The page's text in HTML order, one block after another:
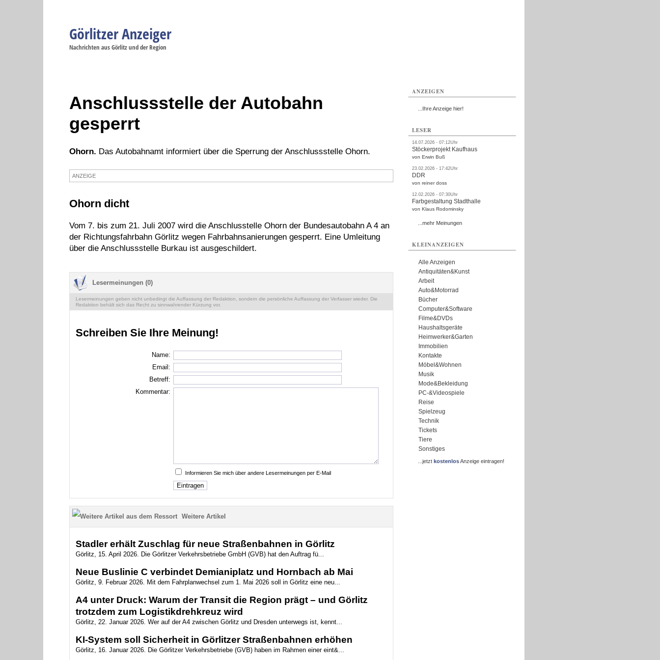
Görlitzer Anzeiger
Nachrichten aus Görlitz und der Region
Anschlussstelle der Autobahn
gesperrt
Ohorn. Das Autobahnamt informiert über die Sperrung der Anschlussstelle Ohorn.
ANZEIGE
Ohorn dicht
Vom 7. bis zum 21. Juli 2007 wird die Anschlusstelle Ohorn der Bundesautobahn A 4 an
der Richtungsfahrbahn Görlitz wegen Fahrbahnsanierungen gesperrt. Eine Umleitung
über die Anschlussstelle Burkau ist ausgeschildert.
Lesermeinungen (0)
Lesermeinungen geben nicht unbedingt die Auffassung der Redaktion, sondern die persönliche Auffassung der Verfasser wieder. Die
Redaktion behält sich das Recht zu sinnwahrender Kürzung vor.
Schreiben Sie Ihre Meinung!
Name:
Email:
Betreff:
Kommentar:
Informieren Sie mich über andere Lesermeinungen per E-Mail
Weitere Artikel
Stadler erhält Zuschlag für neue Straßenbahnen in Görlitz
Görlitz, 15. April 2026. Die Görlitzer Verkehrsbetriebe GmbH (GVB) hat den Auftrag fü...
Neue Buslinie C verbindet Demianiplatz und Hornbach ab Mai
Görlitz, 9. Februar 2026. Mit dem Fahrplanwechsel zum 1. Mai 2026 soll in Görlitz eine neu...
A4 unter Druck: Warum der Transit die Region prägt – und Görlitz
trotzdem zum Logistikdrehkreuz wird
Görlitz, 22. Januar 2026. Wer auf der A4 zwischen Görlitz und Dresden unterwegs ist, kennt...
KI-System soll Sicherheit in Görlitzer Straßenbahnen erhöhen
Görlitz, 16. Januar 2026. Die Görlitzer Verkehrsbetriebe (GVB) haben im Rahmen einer eint&...
ANZEIGEN
...Ihre Anzeige hier!
LESER
14.07.2026 - 07:12Uhr
Stöckerprojekt Kaufhaus
von Erwin Buß
23.02.2026 - 17:42Uhr
DDR
von reiner doss
12.02.2026 - 07:30Uhr
Farbgestaltung Stadthalle
von Klaus Rodominsky
...mehr Meinungen
KLEINANZEIGEN
Alle Anzeigen
Antiquitäten&Kunst
Arbeit
Auto&Motorrad
Bücher
Computer&Software
Filme&DVDs
Haushaltsgeräte
Heimwerker&Garten
Immobilien
Kontakte
Möbel&Wohnen
Musik
Mode&Bekleidung
PC-&Videospiele
Reise
Spielzeug
Technik
Tickets
Tiere
Sonstiges
...jetzt kostenlosAnzeige eintragen!